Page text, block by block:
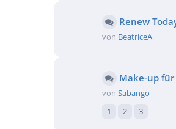
Renew
von BeatriceA
Make-up
vonSabango
1
2 3